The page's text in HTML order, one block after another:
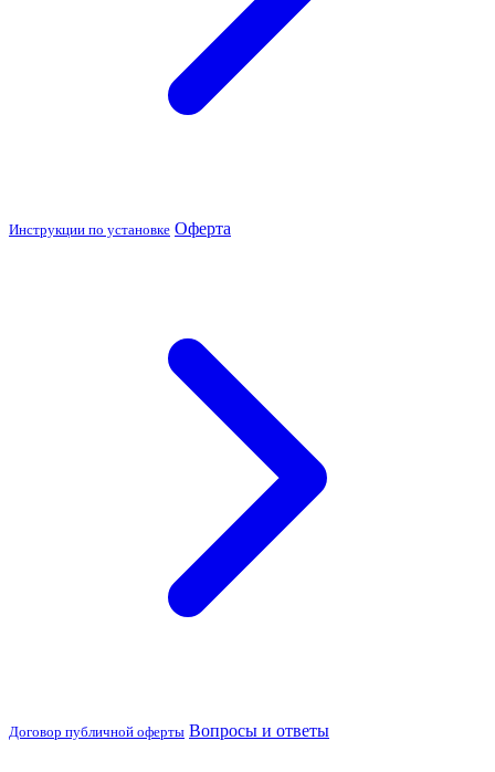
Инструкции по установке Оферта
Договор публичной оферты Вопросы и ответы